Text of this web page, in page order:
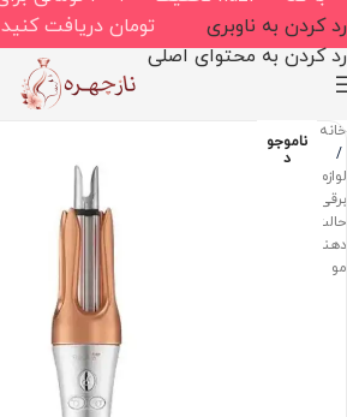
رد کردن به ناوبری
رد کردن به محتوای اصلی
تومان دریافت کنید
خانه
/
لوازم
برقی
حالت
دهنده
مو
ناموجو
د